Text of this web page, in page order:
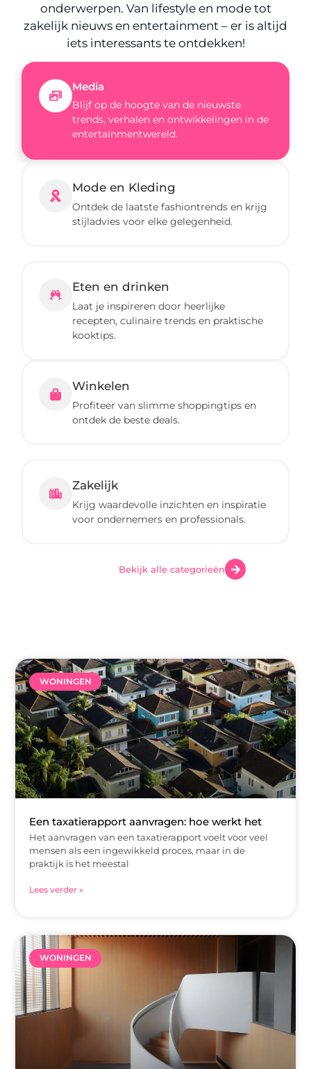
onderwerpen. Van lifestyle en mode tot
zakelijk nieuws en entertainment – er is altijd
iets interessants te ontdekken!
Media
Blijf op de hoogte van de nieuwste
trends, verhalen en ontwikkelingen in de
entertainmentwereld.
Mode en Kleding
Ontdek de laatste fashiontrends en krijg
stijladvies voor elke gelegenheid.
Eten en drinken
Laat je inspireren door heerlijke
recepten, culinaire trends en praktische
kooktips.
Winkelen
Profiteer van slimme shoppingtips en
ontdek de beste deals.
Zakelijk
Krijg waardevolle inzichten en inspiratie
voor ondernemers en professionals.
Bekijk alle categorieën
WONINGEN
Een taxatierapport aanvragen: hoe werkt het
Het aanvragen van een taxatierapport voelt voor veel
mensen als een ingewikkeld proces, maar in de
praktijk is het meestal
Lees verder »
WONINGEN